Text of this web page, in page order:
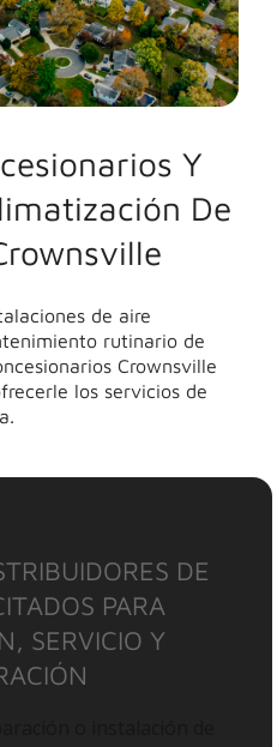
Y
De
de aire
rutinario de
Crownsville
los servicios de
DE
PARA
SERVICIO Y